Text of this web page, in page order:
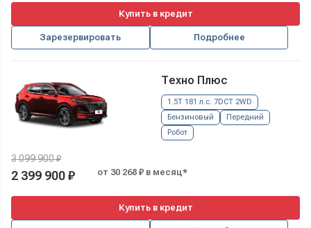
Купить в кредит
Зарезервировать Подробнее
Техно Плюс
1.5T 181 л.с. 7DCT 2WD
Бензиновый
Передний
Робот
3 099 900 ₽
2 399 900 ₽ от 30 268 ₽ в месяц*
Купить в кредит